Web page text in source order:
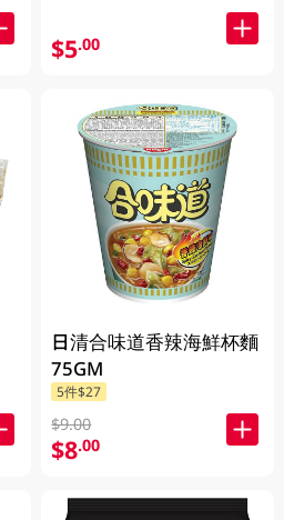
$5.00
日清合味道香辣海鮮杯麵
75GM
5件$27
$9.00
$8.00